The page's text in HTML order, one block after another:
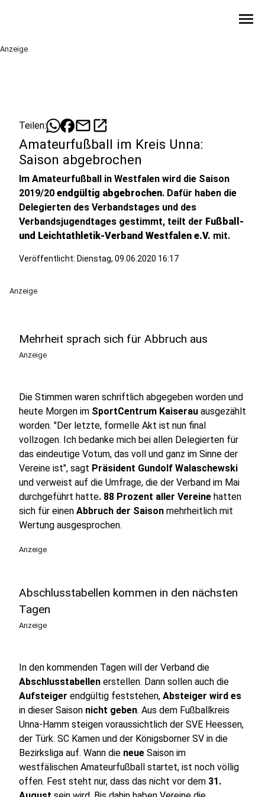
menu
Anzeige
Teilen: mailopen_in_new
Amateurfußball im Kreis Unna:
Saison abgebrochen
Im Amateurfußball in Westfalen wird die Saison
2019/20 endgültig abgebrochen. Dafür haben die
Delegierten des Verbandstages und des
Verbandsjugendtages gestimmt, teilt der Fußball-
und Leichtathletik-Verband Westfalen e.V. mit.
Veröffentlicht: Dienstag, 09.06.2020 16:17
Anzeige
Mehrheit sprach sich für Abbruch aus
Anzeige
Die Stimmen waren schriftlich abgegeben worden und
heute Morgen im SportCentrum Kaiserau ausgezählt
worden. "Der letzte, formelle Akt ist nun final
vollzogen. Ich bedanke mich bei allen Delegierten für
das eindeutige Votum, das voll und ganz im Sinne der
Vereine ist", sagt Präsident Gundolf Walaschewski
und verweist auf die Umfrage, die der Verband im Mai
durchgeführt hatte. 88 Prozent aller Vereine hatten
sich für einen Abbruch der Saison mehrheitlich mit
Wertung ausgesprochen.
Anzeige
Abschlusstabellen kommen in den nächsten
Tagen
Anzeige
In den kommenden Tagen will der Verband die
Abschlusstabellen erstellen. Dann sollen auch die
Aufsteiger endgültig feststehen, Absteiger wird es
in dieser Saison nicht geben. Aus dem Fußballkreis
Unna-Hamm steigen voraussichtlich der SVE Heessen,
der Türk. SC Kamen und der Königsborner SV in die
Bezirksliga auf. Wann die neue Saison im
westfälischen Amateurfußball startet, ist noch völlig
offen. Fest steht nur, dass das nicht vor dem 31.